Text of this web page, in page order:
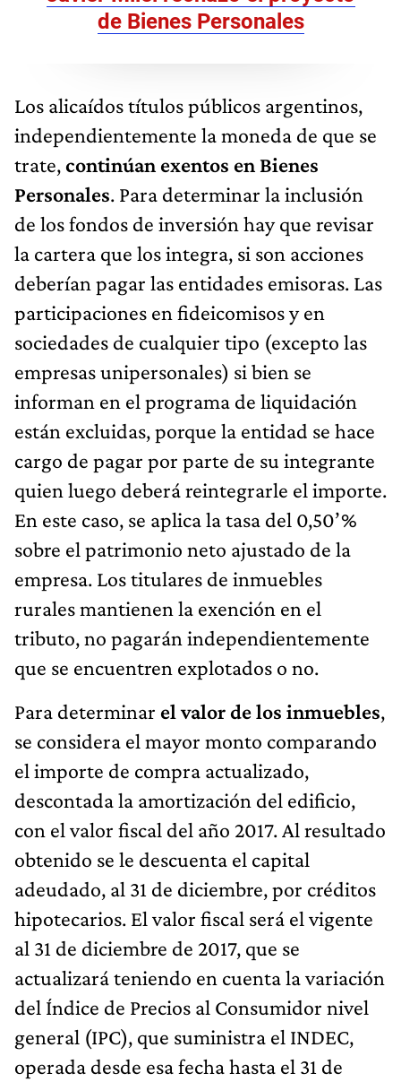
de Bienes Personales
Los alicaídos títulos públicos argentinos,
independientemente la moneda de que se
trate,continúan exentos en Bienes
Personales. Para determinar la inclusión
de los fondos de inversión hay que revisar
la cartera que los integra, si son acciones
deberían pagar las entidades emisoras. Las
participaciones en fideicomisos y en
sociedades de cualquier tipo (excepto las
empresas unipersonales) si bien se
informan en el programa de liquidación
están excluidas, porque la entidad se hace
cargo de pagar por parte de su integrante
quien luego deberá reintegrarle el importe.
En este caso, se aplica la tasa del 0,50’%
sobre el patrimonio neto ajustado de la
empresa. Los titulares de inmuebles
rurales mantienen la exención en el
tributo, no pagarán independientemente
que se encuentren explotados o no.
Para determinar el valor de los inmuebles,
se considera el mayor monto comparando
el importe de compra actualizado,
descontada la amortización del edificio,
con el valor fiscal del año 2017. Al resultado
obtenido se le descuenta el capital
adeudado, al 31 de diciembre, por créditos
hipotecarios. El valor fiscal será el vigente
al 31 de diciembre de 2017, que se
actualizará teniendo en cuenta la variación
del Índice de Precios al Consumidor nivel
general (IPC), que suministra el INDEC,
operada desde esa fecha hasta el 31 de